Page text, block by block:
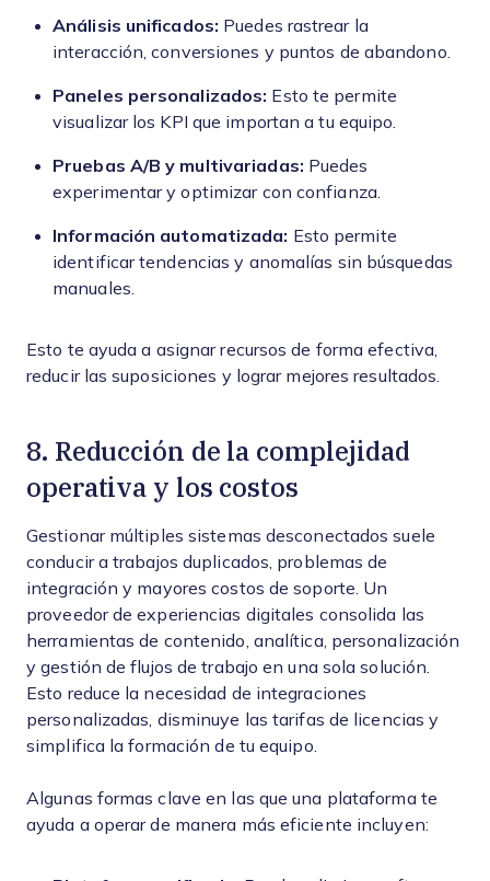
Análisis unificados: Puedes rastrear la
interacción, conversiones y puntos de abandono.
Paneles personalizados: Esto te permite
visualizar los KPI que importan a tu equipo.
Pruebas A/B y multivariadas: Puedes
experimentar y optimizar con confianza.
Información automatizada: Esto permite
identificar tendencias y anomalías sin búsquedas
manuales.
Esto te ayuda a asignar recursos de forma efectiva,
reducir las suposiciones y lograr mejores resultados.
8. Reducción de la complejidad
operativa y los costos
Gestionar múltiples sistemas desconectados suele
conducir a trabajos duplicados, problemas de
integración y mayores costos de soporte. Un
proveedor de experiencias digitales consolida las
herramientas de contenido, analítica, personalización
y gestión de flujos de trabajo en una sola solución.
Esto reduce la necesidad de integraciones
personalizadas, disminuye las tarifas de licencias y
simplifica la formación de tu equipo.
Algunas formas clave en las que una plataforma te
ayuda a operar de manera más eficiente incluyen: